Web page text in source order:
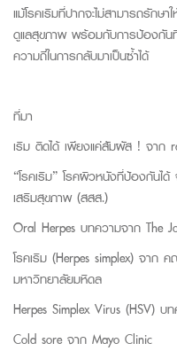
แม้โรคเริมที่ปากจะไม่สามารถรักษ
ดูแลสุขภาพ พร้อมกับการป้องกันที่
ความถี่ในการกลับมาเป็นซ้ำได้
ที่มา
เริม ติดได้ เพียงแค่สัมผัส ! จาก
“โรคเริม” โรคผิวหนังที่ป้องกันได้
เสริมสุขภาพ (สสส.)
Oral Herpes บทความจาก The
โรคเริม (Herpes simplex) จาก ค
มหาวิทยาลัยมหิดล
Herpes Simplex Virus (HSV) บ
Cold soreจาก Mayo Clinic